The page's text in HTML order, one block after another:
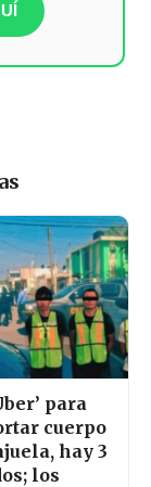
para
cuerpo
hay 3
los